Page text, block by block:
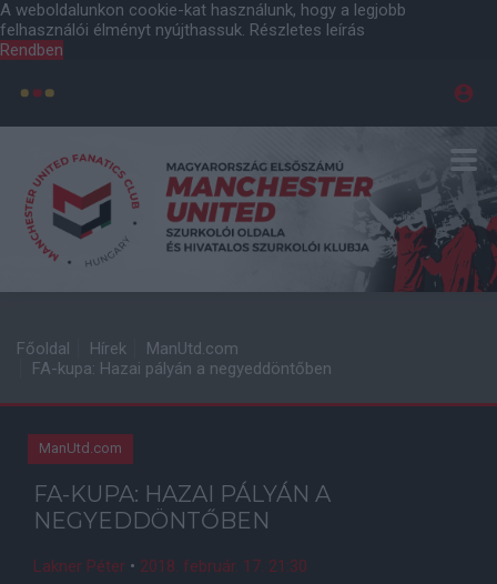
A weboldalunkon cookie-kat használunk, hogy a legjobb
felhasználói élményt nyújthassuk. Részletes leírás
Rendben
Főoldal Hírek
ManUtd.com
FA-kupa: Hazai pályán a negyeddöntőben
ManUtd.com
FA-KUPA: HAZAI PÁLYÁN A
NEGYEDDÖNTŐBEN
Lakner Péter • 2018. február. 17. 21:30